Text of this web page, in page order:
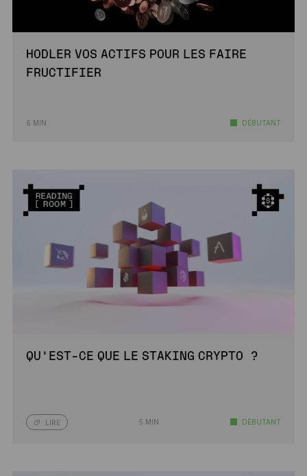
HODLER VOS ACTIFS POUR LES FAIRE
FRUCTIFIER
6 MIN DÉBUTANT
QU’EST-CE QUE LE STAKING CRYPTO ?
LIRE 5 MIN DÉBUTANT